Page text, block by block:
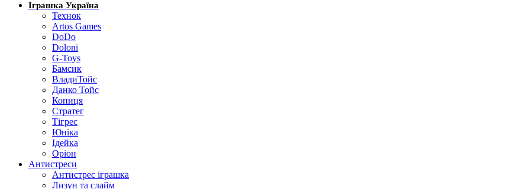
Іграшка Україна
Технок
Artos Games
DoDo
Doloni
G-Toys
Бамсик
ВладиТойс
Данко Тойс
Копиця
Стратег
Тігрес
Юніка
Ідейка
Оріон
Антистреси
Антистрес іграшка
Лизун та слайм